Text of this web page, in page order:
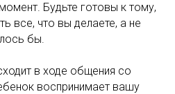
Будьте готовы к тому,
все, что вы делаете, а не
бы.
в ходе общения со
воспринимает вашу